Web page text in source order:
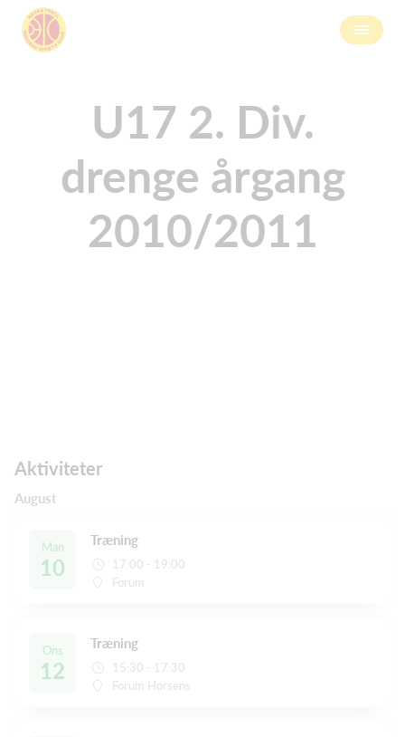
U17 2. Div.
drenge årgang
2010/2011
Aktiviteter
August
Man
10
Træning
17:00 - 19:00
Forum
Ons
12
Træning
15:30 - 17:30
Forum Horsens